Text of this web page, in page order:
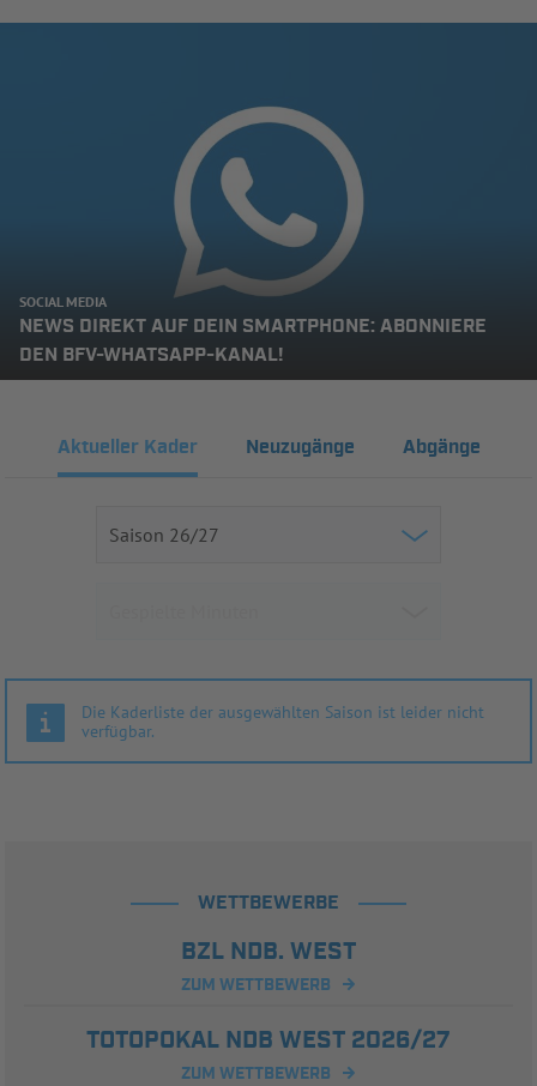
SOCIAL MEDIA
NEWS DIREKT AUF DEIN SMARTPHONE: ABONNIERE
DEN BFV-WHATSAPP-KANAL!
Aktueller Kader Neuzugänge Abgänge
Die Kaderliste der ausgewählten Saison ist leider nicht
verfügbar.
WETTBEWERBE
BZL NDB. WEST
ZUM WETTBEWERB
TOTOPOKAL NDB WEST 2026/27
ZUM WETTBEWERB